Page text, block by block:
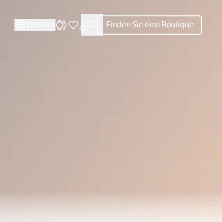
Finden Sie eine Boutique
SCHLIESSEN
SCHLIESSEN